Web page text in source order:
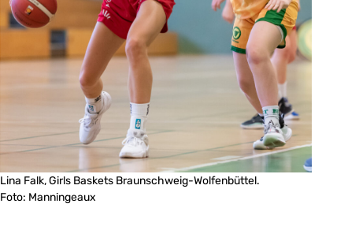
Lina Falk, Girls Baskets Braunschweig-Wolfenbüttel.
Foto: Manningeaux